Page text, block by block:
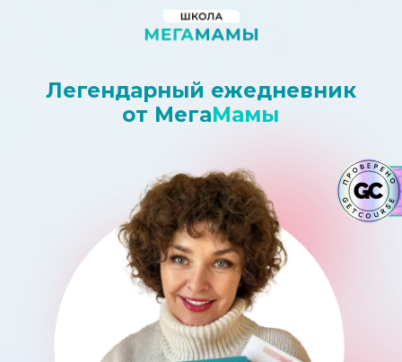
Легендарный ежедневник
от МегаМамы